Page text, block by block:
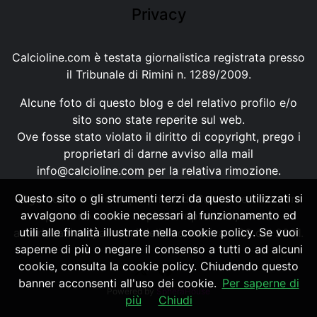
Privacy
Calcioline.com è testata giornalistica registrata presso
il Tribunale di Rimini n. 1289/2009.
Alcune foto di questo blog e del relativo profilo e/o
sito sono state reperite sul web.
Ove fosse stato violato il diritto di copyright, prego i
proprietari di darne avviso alla mail
info@calcioline.com per la relativa rimozione.
Ogni testo e foto di proprietà di Calcioline.com non
possono essere copiati o riprodotti, senza
autorizzazione, ai sensi della normativa n.29 del 2001.
Powered by SpheraHouse
Questo sito o gli strumenti terzi da questo utilizzati si
avvalgono di cookie necessari al funzionamento ed
utili alle finalità illustrate nella cookie policy. Se vuoi
saperne di più o negare il consenso a tutti o ad alcuni
cookie, consulta la cookie policy. Chiudendo questo
banner acconsenti all'uso dei cookie. Per saperne di
più
Chiudi